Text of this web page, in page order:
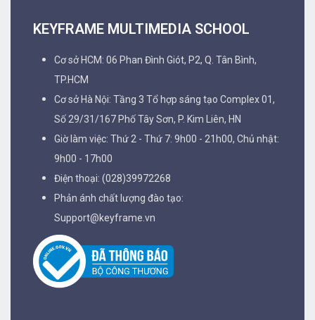
KEYFRAME MULTIMEDIA SCHOOL
Cơ sở HCM: 06 Phan Đình Giót, P2, Q. Tân Bình,
TP.HCM
Cơ sở Hà Nội: Tầng 3 Tổ hợp sáng tạo Complex 01,
Số 29/31/167 Phố Tây Sơn, P. Kim Liên, HN
Giờ làm việc: Thứ 2 - Thứ 7: 9h00 - 21h00, Chủ nhật:
9h00 - 17h00
Điện thoại: (028)39972268
Phản ánh chất lượng đào tạo:
Support@keyframe.vn